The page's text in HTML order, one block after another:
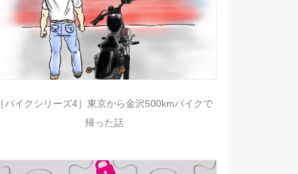
［バイクシリーズ4］東京から金沢500kmバイクで
帰った話